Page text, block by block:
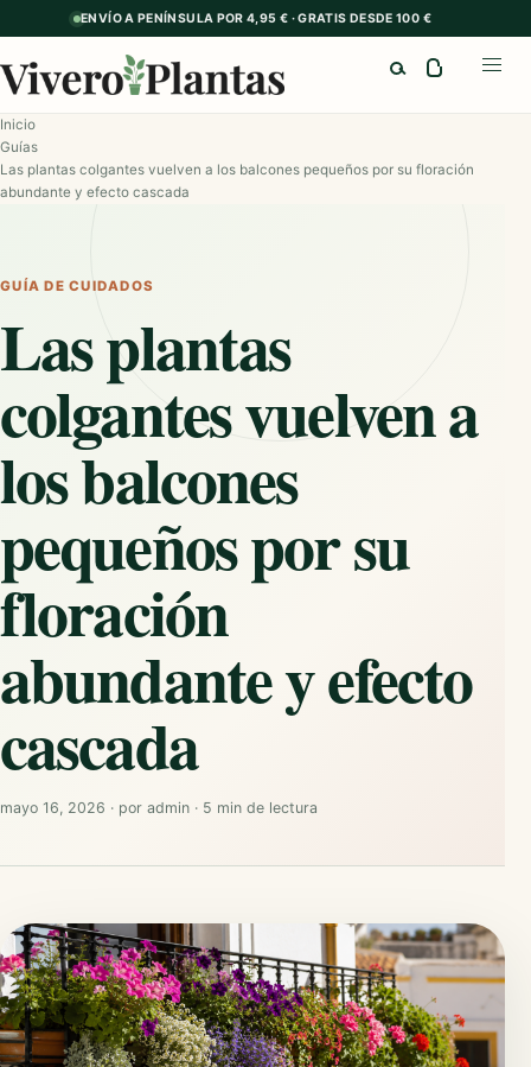
ENVÍO A PENÍNSULA POR 4,95 € · GRATIS DESDE 100 €
Inicio
Guías
Las plantas colgantes vuelven a los balcones pequeños por su floración
abundante y efecto cascada
GUÍA DE CUIDADOS
Las plantas
colgantes vuelven a
los balcones
pequeños por su
floración
abundante y efecto
cascada
mayo 16, 2026 · por admin · 5 min de lectura